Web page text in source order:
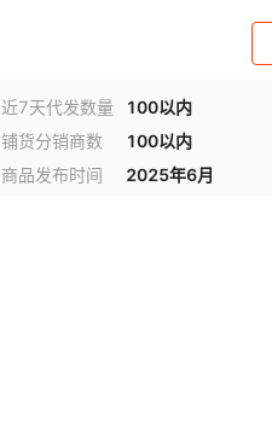
近7天代发数量 100以内
铺货分销商数 100以内
商品发布时间 2025年6月